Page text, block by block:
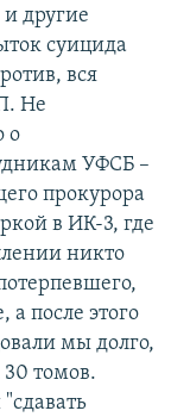
и другие
суицида
вся
Не
о
УФСБ –
прокурора
в ИК-3, где
никто
а после этого
мы долго,
томов.